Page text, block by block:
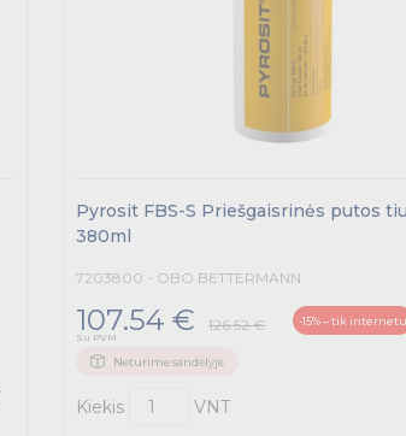
Pyrosit FBS-S Priešgaisrinės putos
380ml
7203800 - OBO BETTERMANN
107.54 € 126.52 € -15% – tik internetu
Su PVM
Neturime sandėlyje
Kiekis VNT